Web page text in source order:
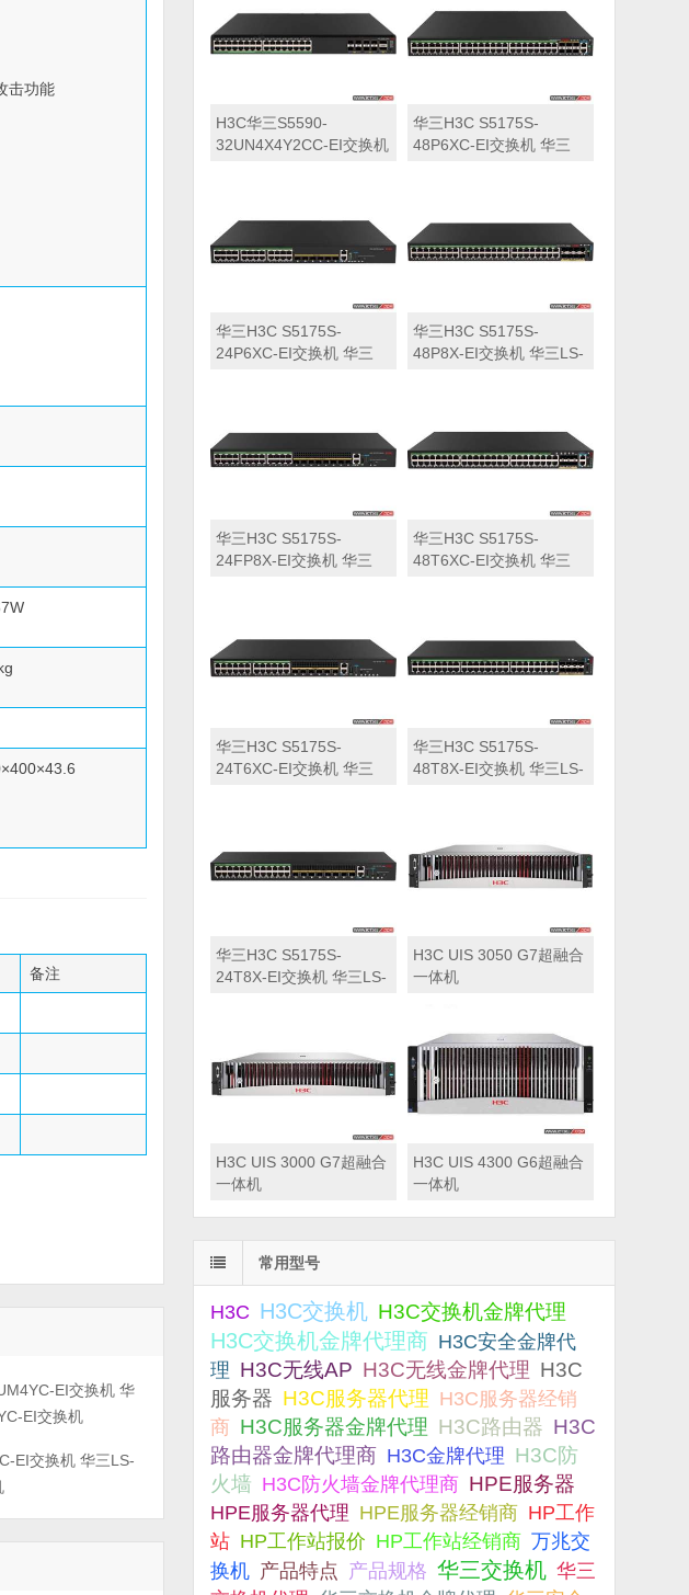
击功能
备注
EI交换机 华
EI交换机
EI交换机 华三LS-
H3C华三S5590-
32UN4X4Y2CC-EI交换机
华三H3C S5175S-
48P6XC-EI交换机 华三
华三H3C S5175S-
24P6XC-EI交换机 华三
华三H3C S5175S-
48P8X-EI交换机 华三LS-
华三H3C S5175S-
24FP8X-EI交换机 华三
华三H3C S5175S-
48T6XC-EI交换机 华三
华三H3C S5175S-
24T6XC-EI交换机 华三
华三H3C S5175S-
48T8X-EI交换机 华三LS-
华三H3C S5175S-
24T8X-EI交换机 华三LS-
H3C UIS 3050 G7超融合
一体机
H3C UIS 3000 G7超融合
一体机
H3C UIS 4300 G6超融合
一体机
常用型号
H3C H3C交换机 H3C交换机金牌代理
H3C交换机金牌代理商 H3C安全金牌代
理 H3C无线AP H3C无线金牌代理 H3C
服务器 H3C服务器代理 H3C服务器经销
商 H3C服务器金牌代理 H3C路由器 H3C
路由器金牌代理商 H3C金牌代理 H3C防
火墙 H3C防火墙金牌代理商 HPE服务器
HPE服务器代理 HPE服务器经销商 HP工作
站 HP工作站报价 HP工作站经销商 万兆交
换机 产品特点 产品规格 华三交换机 华三